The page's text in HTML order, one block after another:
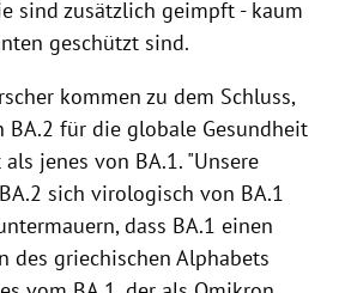
sind zusätzlich geimpft - kaum
geschützt sind.
kommen zu dem Schluss,
BA.2 für die globale Gesundheit
jenes von BA.1. "Unsere
sich virologisch von BA.1
dass BA.1 einen
des griechischen Alphabets